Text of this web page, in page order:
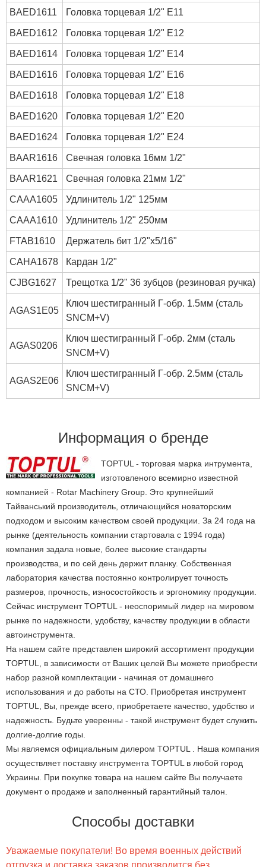
BAED1611 Головка торцевая 1/2" E11
BAED1612 Головка торцевая 1/2" E12
BAED1614 Головка торцевая 1/2" E14
BAED1616 Головка торцевая 1/2" E16
BAED1618 Головка торцевая 1/2" E18
BAED1620 Головка торцевая 1/2" E20
BAED1624 Головка торцевая 1/2" E24
BAAR1616 Свечная головка 16мм 1/2"
BAAR1621 Свечная головка 21мм 1/2"
CAAA1605 Удлинитель 1/2" 125мм
CAAA1610 Удлинитель 1/2" 250мм
FTAB1610 Держатель бит 1/2"х5/16"
CAHA1678 Кардан 1/2"
CJBG1627 Трещотка 1/2" 36 зубцов (резиновая ручка)
AGAS1E05
Ключ шестигранный Г-обр. 1.5мм (сталь
SNCM+V)
AGAS0206
Ключ шестигранный Г-обр. 2мм (сталь
SNCM+V)
AGAS2E06
Ключ шестигранный Г-обр. 2.5мм (сталь
SNCM+V)
Информация о бренде
TOPTUL - торговая марка интрумента,
изготовленого всемирно известной
компанией - Rotar Machinery Group. Это крупнейший
Тайванський производитель, отличающийся новаторским
подходом и высоким качеством своей продукции. За 24 года на
рынке (деятельность компании стартовала с 1994 года)
компания задала новые, более высокие стандарты
производства, и по сей день держит планку. Собственная
лаборатория качества постоянно контролирует точность
размеров, прочность, износостойкость и эргономику продукции.
Сейчас инструмент TOPTUL - неоспоримый лидер на мировом
рынке по надежности, удобству, качеству продукции в области
автоинструмента.
На нашем сайте представлен широкий ассортимент продукции
TOPTUL, в зависимости от Ваших целей Вы можете приобрести
набор разной комплектации - начиная от домашнего
использования и до работы на СТО. Приобретая инструмент
TOPTUL, Вы, прежде всего, приобретаете качество, удобство и
надежность. Будьте уверенны - такой инструмент будет служить
долгие-долгие годы.
Мы являемся официальным дилером TOPTUL . Наша компания
осуществляет поставку инструмента TOPTUL в любой город
Украины. При покупке товара на нашем сайте Вы получаете
документ о продаже и заполненный гарантийный талон.
Способы доставки
Уважаемые покупатели! Во время военных действий
отгрузка и доставка заказов производится без